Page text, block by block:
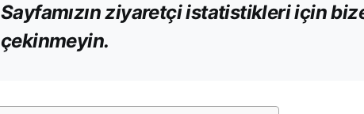
Sayfamızın ziyaretçi istatistikleri için
çekinmeyin.